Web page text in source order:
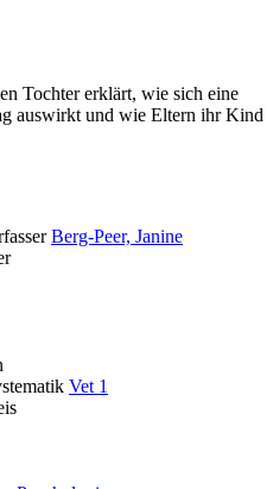
Tochter erklärt, wie sich eine
auswirkt und wie Eltern ihr Kind
Berg-Peer, Janine
Vet 1